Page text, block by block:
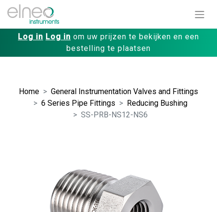
Log in Log in om uw prijzen te bekijken en een
bestelling te plaatsen
Home
General Instrumentation Valves and Fittings
6 Series Pipe Fittings
Reducing Bushing
SS-PRB-NS12-NS6